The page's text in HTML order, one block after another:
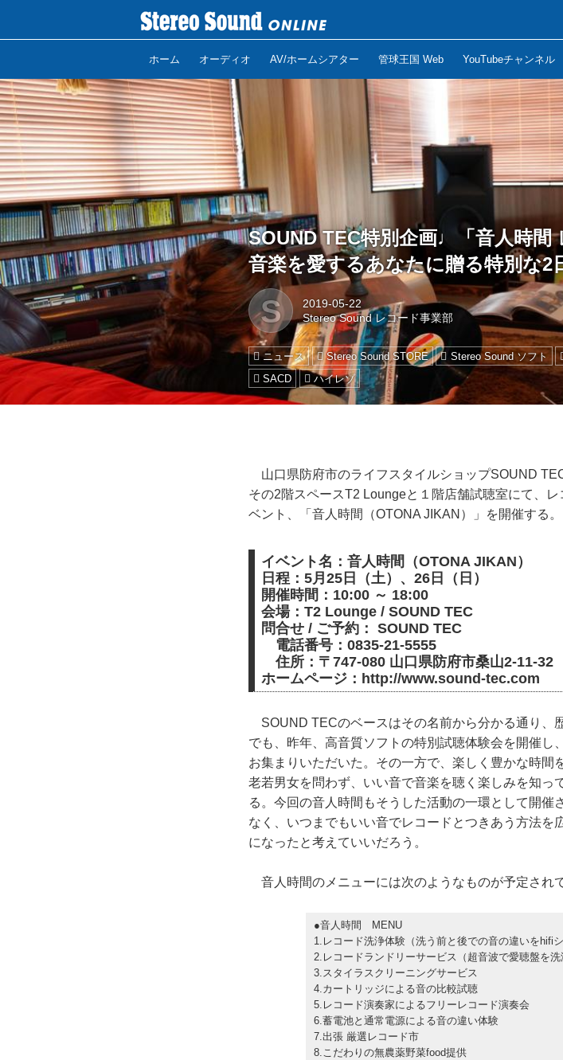
ホーム オーディオ AV/ホームシアター 管球王国 Web YouTubeチャンネル
SOUND TEC特別企画♩「音人時間
音楽を愛するあなたに贈る特別な2
S
2019-05-22
Stereo Sound レコード事業部
ニュース Stereo Sound STORE Stereo Sound ソフト
SACD
ハイレゾ
山口県防府市のライフスタイルショップSOUND
その2階スペースT2 Loungeと１階店舗試聴室にて、
ベント、「音人時間（OTONA JIKAN）」を開催する。
イベント名：音人時間（OTONA JIKAN）
日程：5月25日（土）、26日（日）
開催時間：10:00 ～ 18:00
会場：T2 Lounge / SOUND TEC
問合せ / ご予約： SOUND TEC
電話番号：0835-21-5555
住所：〒747-080 山口県防府市桑山2‐11‐32
ホームページ： http://www.sound-tec.com
SOUND TECのベースはその名前から分かる通り、
でも、昨年、高音質ソフトの特別試聴体験会を開催し
お集まりいただいた。その一方で、楽しく豊かな時間
老若男女を問わず、いい音で音楽を聴く楽しみを知っ
る。今回の音人時間もそうした活動の一環として開
なく、いつまでもいい音でレコードとつきあう方法を
になったと考えていいだろう。
音人時間のメニューには次のようなものが予定され
●音人時間 MENU
1.レコード洗浄体験（洗う前と後での音の違いをhifi
2.レコードランドリーサービス（超音波で愛聴盤を洗
3.スタイラスクリーニングサービス
4.カートリッジによる音の比較試聴
5.レコード演奏家によるフリーレコード演奏会
6.蓄電池と通常電源による音の違い体験
7.出張 厳選レコード市
8.こだわりの無農薬野菜food提供